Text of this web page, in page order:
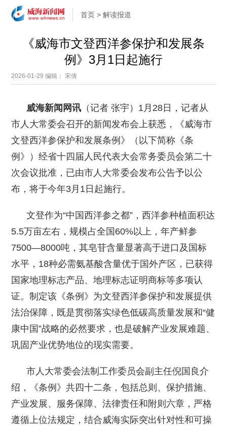
首页 >解读报道
《威海市文登西洋参保护和发展条
例》3月1日起施行
2026-01-29编辑： 宋倩
威海新闻网讯 （记者 张宇）1月28日，记者从
市人大常委会召开的新闻发布会上获悉，《威海市
文登西洋参保护和发展条例》（以下简称《条
例》）经省十四届人民代表大会常务委员会第二十
次会议批准，已由市人大常委会发布公告予以公
布，将于今年3月1日起施行。
文登作为“中国西洋参之都”，西洋参种植面积达
5.5万亩左右，规模占全国60%以上，年产鲜参
7500—8000吨，其皂苷含量显著高于进口及国标
水平，18种必需氨基酸含量优于国外产区，已获得
国家地理标志产品、地理标志证明商标等多项认
证。制定该《条例》为文登西洋参保护和发展提供
法治保障，既是贯彻落实绿色低碳高质量发展和“健
康中国”战略的必然要求，也是破解产业发展难题、
巩固产业优势地位的现实需要。
市人大常委会法制工作委员会副主任倪国良介
绍，《条例》共四十二条，包括总则、保护措施、
产业发展、服务保障、法律责任和附则六章，严格
遵循上位法规定，结合威海实际突出针对性和可操